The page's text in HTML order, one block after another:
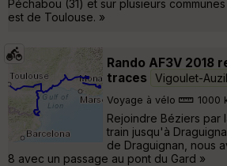
Péchabou (31) et sur plusieurs
est de Toulouse. »
Rando AF3V 2018
traces
Vigoulet-Auzil
Voyage à vélo 1000
Rejoindre Béziers par
train jusqu'à
de Draguignan, nous
8 avec un passage au pont du Gard »